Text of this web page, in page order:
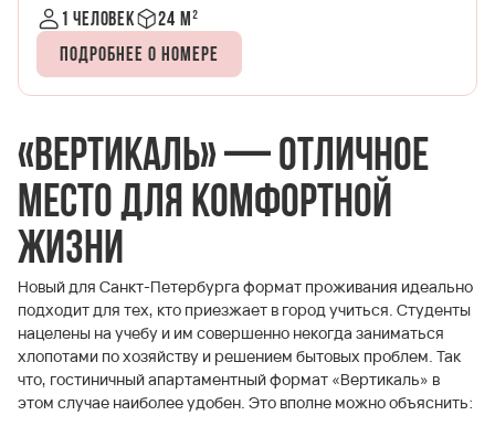
одного-двух гостей.
1-2 человека
Подробнее о номере
«Вертикаль» — отличное
место для комфортной
жизни
Новый для Санкт-Петербурга формат проживания идеально
подходит для тех, кто приезжает в город учиться. Студенты
нацелены на учебу и им совершенно некогда заниматься
хлопотами по хозяйству и решением бытовых проблем. Так
что, гостиничный апартаментный формат «Вертикаль» в
этом случае наиболее удобен. Это вполне можно объяснить: